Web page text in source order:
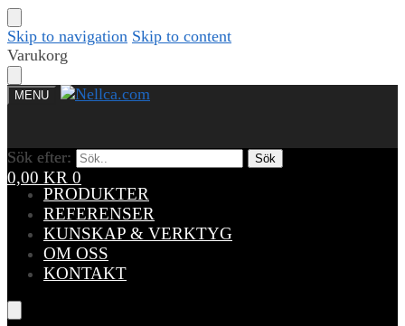
Skip to navigation Skip to content
Varukorg
MENU
Sök efter: Sök
0,00 KR 0
Sök efter: Sök
PRODUKTER
REFERENSER
KUNSKAP & VERKTYG
OM OSS
KONTAKT